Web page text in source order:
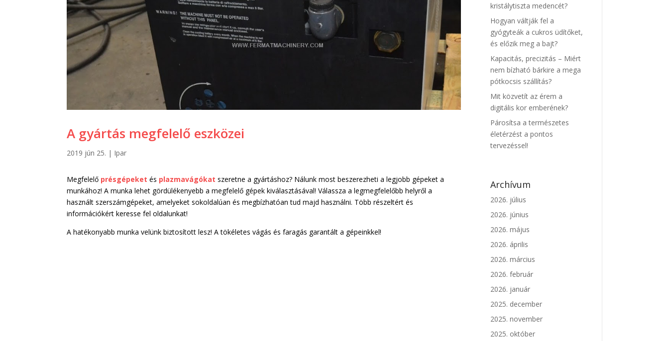
A gyártás megfelelő eszközei
2019 jún 25. | Ipar
Megfelelő présgépeket és plazmavágókat szeretne a gyártáshoz? Nálunk most beszerezheti a legjobb gépeket a
munkához! A munka lehet gördülékenyebb a megfelelő gépek kiválasztásával! Válassza a legmegfelelőbb helyről a
használt szerszámgépeket, amelyeket sokoldalúan és megbízhatóan tud majd használni. Több részeltért és
információkért keresse fel oldalunkat!
A hatékonyabb munka velünk biztosított lesz! A tökéletes vágás és faragás garantált a gépeinkkel!
kristálytiszta medencét?
Hogyan váltják fel a
gyógyteák a cukros üdítőket,
és előzik meg a bajt?
Kapacitás, precizitás – Miért
nem bízható bárkire a mega
pótkocsis szállítás?
Mit közvetít az érem a
digitális kor emberének?
Párosítsa a természetes
életérzést a pontos
tervezéssel!
Archívum
2026. július
2026. június
2026. május
2026. április
2026. március
2026. február
2026. január
2025. december
2025. november
2025. október